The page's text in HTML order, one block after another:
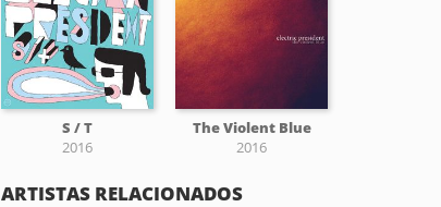
S / T
2016
The Violent Blue
2016
ARTISTAS RELACIONADOS